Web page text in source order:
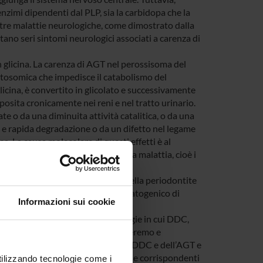
Informazioni sui cookie
tecnologie come i
dipendenti dal PLP, sia la carbidopa che la
malattie neurologiche, come dimostrato dalla
seri sintomi neurologici associati a carenza di
La carenza di AGT nel perossisoma del
che impedisce il catabolismo del
è convertito in glicolato e successivamente
cronicamente nei reni e nel tratto urinario.
o da una diminuita attività catalitica, o da una
rapida degradazione o da un difetto nel legame
La causa molecolare di questi effetti è al
rivolti agli aspetti distali della malattia, cioè i
implicata nella eziologia della periodontite
e acido sulfidrico. L’effetto patogenico di
molecolare delle patologie in cui DDC,
i seguenti approcci: 1) esprimeremo e
varianti patogeniche della DDC e dell’AGT e
confronto di tali proprietà con le corrispondenti